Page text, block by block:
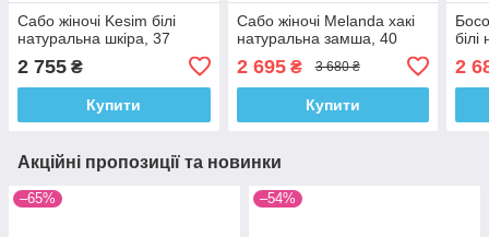
Сабо жіночі Kesim білі
натуральна шкіра, 37
2 755 ₴
Купити
Сабо жіночі Melanda хакі
натуральна замша, 40
2 695₴ 3 680 ₴
Купити
2
Акційні пропозиції та новинки
–65% –54%